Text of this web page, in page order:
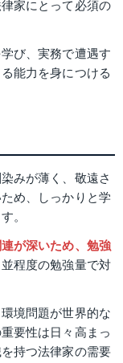
家にとって必須の
び、実務で遭遇す
能力を身につける
みが薄く、敬遠さ
め、しっかりと学
。
が深いため、勉強
程度の勉強量で対
境問題が世界的な
要性は日々高まっ
持つ法律家の需要